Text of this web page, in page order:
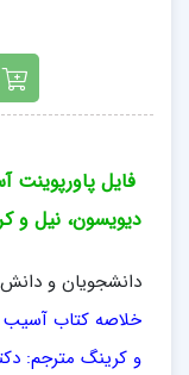
ديويسون، نيل و
دانشجویان و
و كرينگ مترجم: